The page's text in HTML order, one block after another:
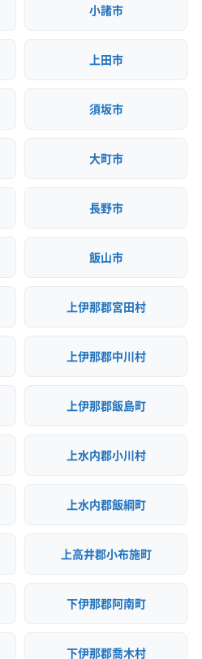
小諸市
上田市
須坂市
大町市
長野市
飯山市
上伊那郡宮田村
上伊那郡中川村
上伊那郡飯島町
上水内郡小川村
上水内郡飯綱町
上高井郡小布施町
下伊那郡阿南町
下伊那郡喬木村